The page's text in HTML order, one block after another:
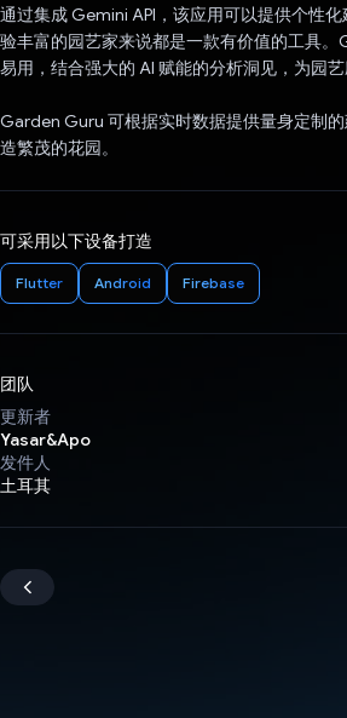
通过集成 Gemini API，该应用可以提供个性
验丰富的园艺家来说都是一款有价值的工具
易用，结合强大的 AI 赋能的分析洞见，为园艺
Garden Guru 可根据实时数据提供量身定制
造繁茂的花园。
可采用以下设备打造
Flutter Android Firebase
团队
更新者
Yasar&Apo
发件人
土耳其